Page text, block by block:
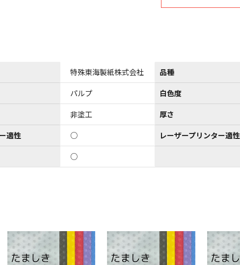
特殊東海製紙株式会社 品種
パルプ 白色度
非塗工 厚さ
適性 ○ レーザープリンター適性
○